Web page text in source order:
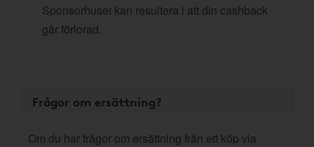
Sponsorhuset kan resultera i att din cashback
går förlorad.
Frågor om ersättning?
Om du har frågor om ersättning från ett köp via